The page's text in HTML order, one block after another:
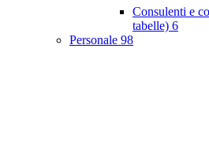
Consulenti e
tabelle) 6
Personale 98